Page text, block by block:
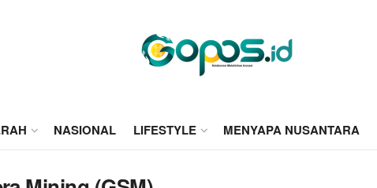
NASIONAL LIFESTYLE MENYAPA NUSANTARA